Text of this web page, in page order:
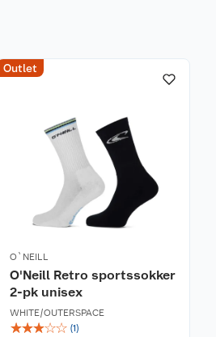
Outlet
O`NEILL
O'Neill Retro sportssokker
2-pk unisex
WHITE/OUTERSPACE
☆☆☆☆☆ (1)